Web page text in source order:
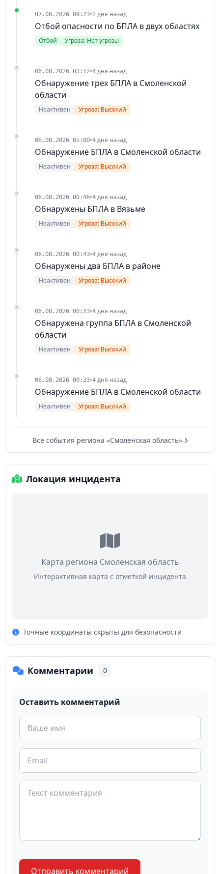
07.08.2026 09:23•2 дня назад
Отбой опасности по БПЛА в двух областях
Отбой Угроза: Нет угрозы
06.08.2026 03:12•4 дня назад
Обнаружение трех БПЛА в Смоленской
области
Неактивен Угроза: Высокий
06.08.2026 01:00•4 дня назад
Обнаружение БПЛА в Смоленской области
Неактивен Угроза: Высокий
06.08.2026 00:46•4 дня назад
Обнаружены БПЛА в Вязьме
Неактивен Угроза: Высокий
06.08.2026 00:43•4 дня назад
Обнаружены два БПЛА в районе
Неактивен Угроза: Высокий
06.08.2026 00:23•4 дня назад
Обнаружена группа БПЛА в Смоленской
области
Неактивен Угроза: Высокий
06.08.2026 00:23•4 дня назад
Обнаружение БПЛА в Смоленской области
Неактивен Угроза: Высокий
Все события региона «Смоленская область»
Локация инцидента
Карта региона Смоленская область
Интерактивная карта с отметкой инцидента
Точные координаты скрыты для безопасности
Комментарии 0
Оставить комментарий
Отправить комментарий